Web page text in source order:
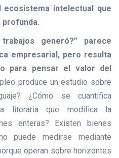
intelectual que
profunda.
generó?” parece
empresarial, pero resulta
para pensar el valor del
produce un estudio sobre
¿Cómo se cuantifica
literaria que modifica la
enteras? Existen bienes
puede medirse mediante
operan sobre horizontes